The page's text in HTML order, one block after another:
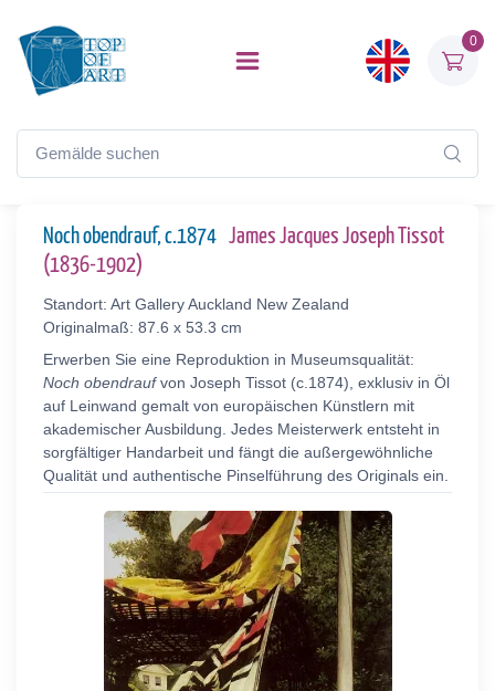
0
Noch obendrauf, c.1874 James Jacques Joseph Tissot
(1836-1902)
Standort: Art Gallery Auckland New Zealand
Originalmaß: 87.6 x 53.3 cm
Erwerben Sie eine Reproduktion in Museumsqualität:
Noch obendraufvon Joseph Tissot (c.1874), exklusiv in Öl
auf Leinwand gemalt von europäischen Künstlern mit
akademischer Ausbildung. Jedes Meisterwerk entsteht in
sorgfältiger Handarbeit und fängt die außergewöhnliche
Qualität und authentische Pinselführung des Originals ein.